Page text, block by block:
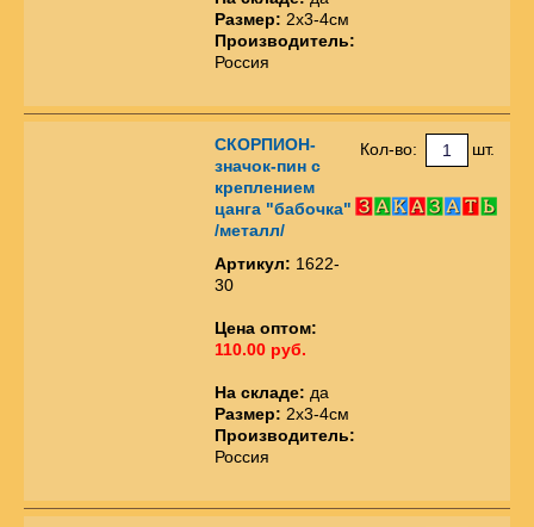
Размер: 2х3-4см
Производитель:
Россия
СКОРПИОН-
значок-пин с
креплением
цанга "бабочка"
/металл/
Артикул: 1622-
30
Цена оптом:
110.00 руб.
На складе: да
Размер: 2х3-4см
Производитель:
Россия
Кол-во: шт.